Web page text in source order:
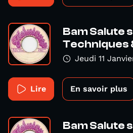
Bam Salute
Techniques
Jeudi 11
Lire En savoir plus
Bam Salute